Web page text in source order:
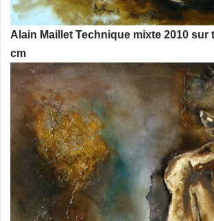
Alain Maillet Technique mixte 2010
cm